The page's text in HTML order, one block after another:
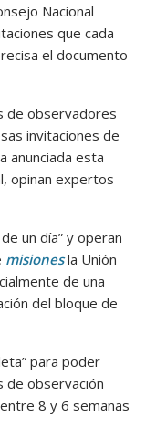
Nacional
que cada
el documento
de observadores
invitaciones de
anunciada esta
opinan expertos
un día” y operan
misionesla Unión
de una
del bloque de
para poder
de observación
8 y 6 semanas